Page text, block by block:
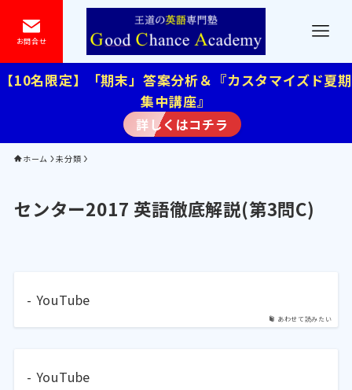
お問合せ
【10名限定】「期末」答案分析＆『カスタマイズド夏期
集中講座』
詳しくはコチラ
ホーム 未分類
センター2017 英語徹底解説(第3問C)
あわせて読みたい
- YouTube
- YouTube